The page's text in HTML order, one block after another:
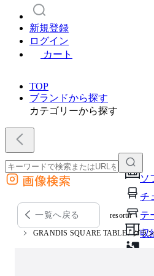
新規登録
ログイン
カート
TOP
ブランドから探す
カテゴリーから探す
ソ
チ
テ
収
外部サイトの商品をカートに追加
他のサイトで見つけた商品ページのURLを貼り付けて、
画像検索
一覧へ戻る resortir
GRANDIS SQUARE TABLE / グラ